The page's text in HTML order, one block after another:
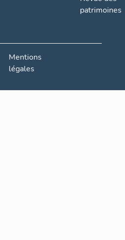
patrimoines
Mentions
légales